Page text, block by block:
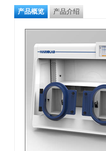
产品概览 产品介绍